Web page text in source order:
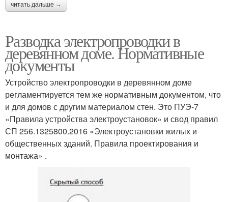
читать дальше →
Разводка электропроводки в
деревянном доме. Нормативные
документы
Устройство электропроводки в деревянном доме
регламентируется тем же нормативным документом, что
и для домов с другим материалом стен. Это ПУЭ-7
«Правила устройства электроустановок» и свод правил
СП 256.1325800.2016 «Электроустановки жилых и
общественных зданий. Правила проектирования и
монтажа» .